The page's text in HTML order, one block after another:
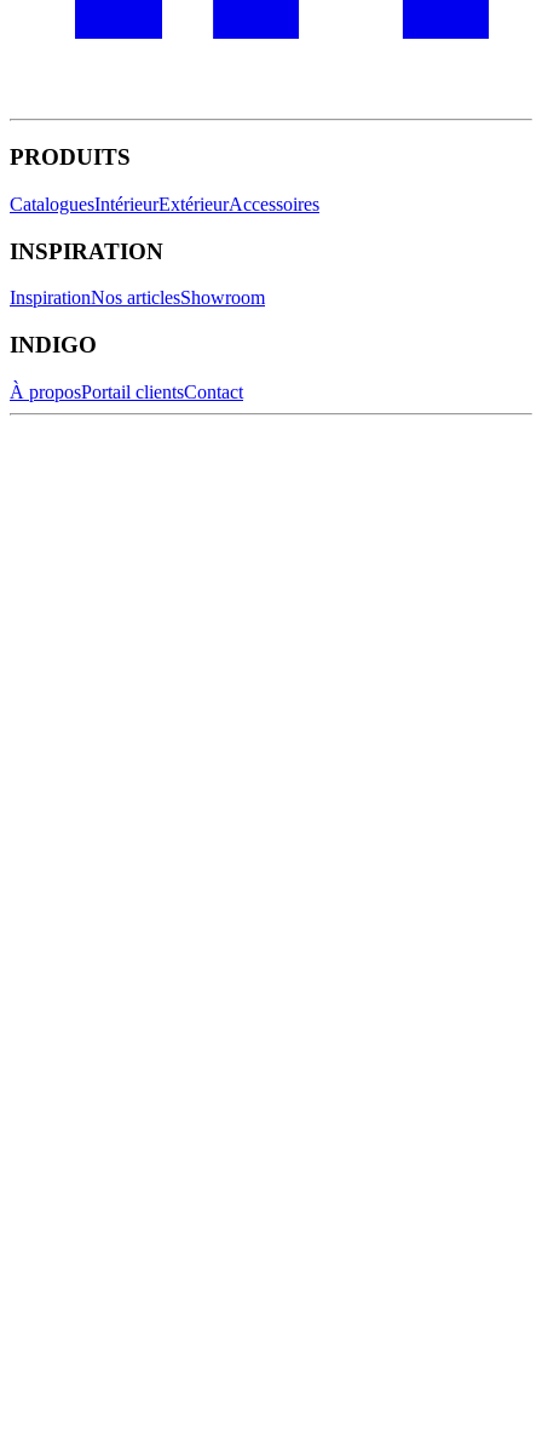
PRODUITS
CataloguesIntérieurExtérieurAccessoires
INSPIRATION
InspirationNos articlesShowroom
INDIGO
À proposPortail clientsContact